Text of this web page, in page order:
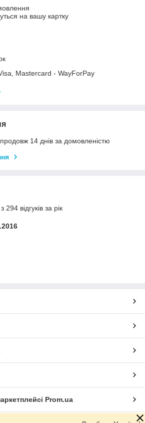
на вашу картку
Mastercard - WayForPay
14 днів за домовленістю
відгуків за рік
Prom.ua